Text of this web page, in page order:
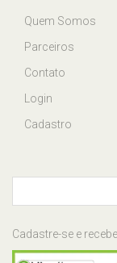
Quem Somos
Parceiros
Contato
Login
Cadastro
Cadastre-se e